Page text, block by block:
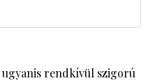
ugyanis rendkívül szigorú